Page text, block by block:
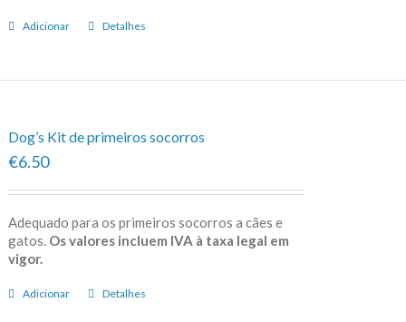
Adicionar Detalhes
Dog’s Kit de primeiros socorros
€6.50
Adequado para os primeiros socorros a cães e
gatos. Os valores incluem IVA à taxa legal em
vigor.
Adicionar Detalhes